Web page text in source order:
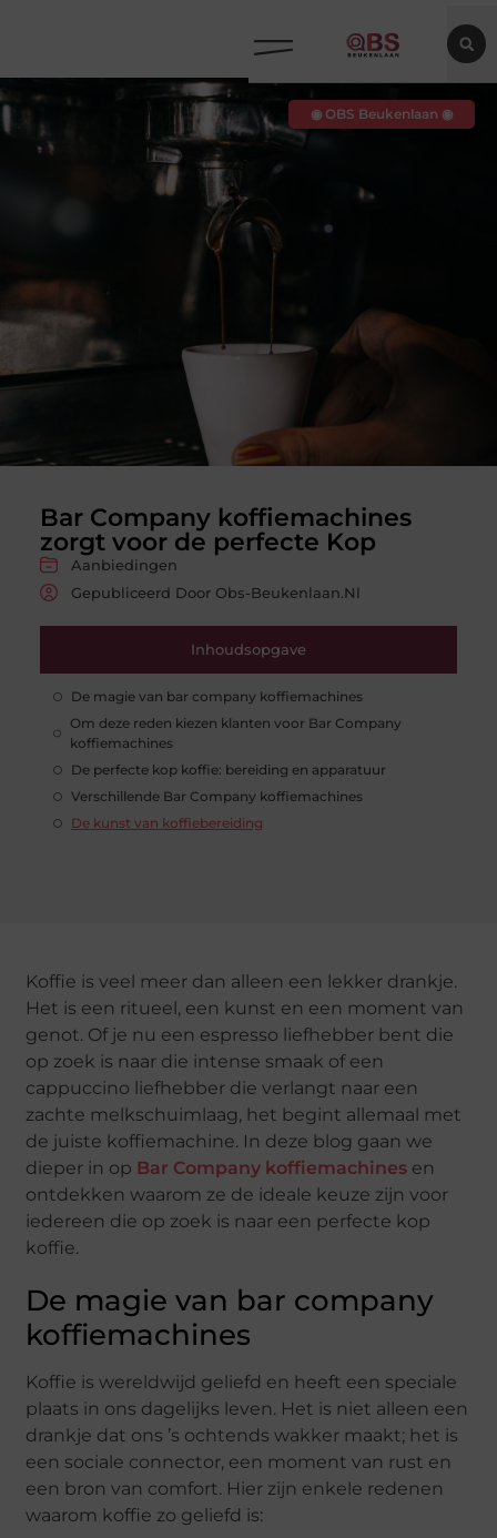
Bar Company koffiemachines
zorgt voor de perfecte Kop
Aanbiedingen
Gepubliceerd Door Obs-Beukenlaan.nl
Inhoudsopgave
De magie van bar company koffiemachines
Om deze reden kiezen klanten voor Bar Company
koffiemachines
De perfecte kop koffie: bereiding en apparatuur
Verschillende Bar Company koffiemachines
De kunst van koffiebereiding
◉ OBS Beukenlaan ◉
Koffie is veel meer dan alleen een lekker drankje.
Het is een ritueel, een kunst en een moment van
genot. Of je nu een espresso liefhebber bent die
op zoek is naar die intense smaak of een
cappuccino liefhebber die verlangt naar een
zachte melkschuimlaag, het begint allemaal met
de juiste koffiemachine. In deze blog gaan we
dieper in op Bar Company koffiemachines en
ontdekken waarom ze de ideale keuze zijn voor
iedereen die op zoek is naar een perfecte kop
koffie.
De magie van bar company
koffiemachines
Koffie is wereldwijd geliefd en heeft een speciale
plaats in ons dagelijks leven. Het is niet alleen een
drankje dat ons ’s ochtends wakker maakt; het is
een sociale connector, een moment van rust en
een bron van comfort. Hier zijn enkele redenen
waarom koffie zo geliefd is: